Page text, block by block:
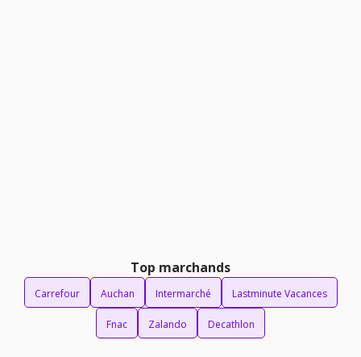
Top marchands
Carrefour Auchan Intermarché Lastminute Vacances
Fnac Zalando Decathlon